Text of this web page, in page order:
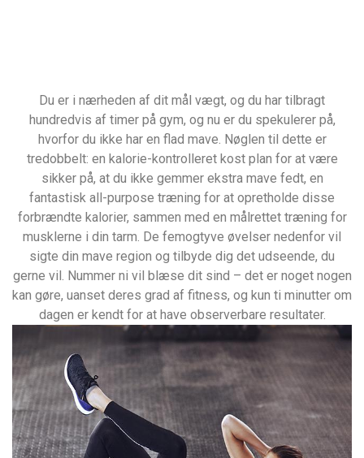
Du er i nærheden af dit mål vægt, og du har tilbragt
hundredvis af timer på gym, og nu er du spekulerer på,
hvorfor du ikke har en flad mave. Nøglen til dette er
tredobbelt: en kalorie-kontrolleret kost plan for at være
sikker på, at du ikke gemmer ekstra mave fedt, en
fantastisk all-purpose træning for at opretholde disse
forbrændte kalorier, sammen med en målrettet træning for
musklerne i din tarm. De femogtyve øvelser nedenfor vil
sigte din mave region og tilbyde dig det udseende, du
gerne vil. Nummer ni vil blæse dit sind – det er noget nogen
kan gøre, uanset deres grad af fitness, og kun ti minutter om
dagen er kendt for at have observerbare resultater.